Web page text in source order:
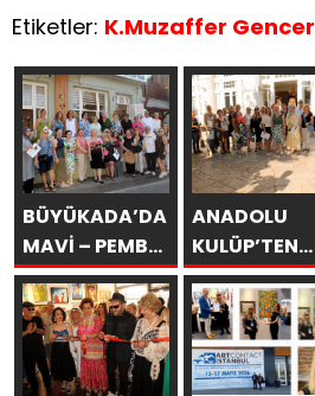
Etiketler: K.Muzaffer Gencer
BÜYÜKADA’DA
MAVİ – PEMBE
DÜŞLER
ANADOLU
KULÜP’TEN
ESİNTİLER